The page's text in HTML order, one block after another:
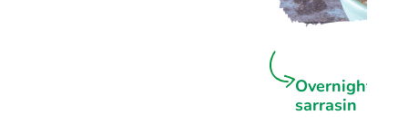
Overnight
sarrasin